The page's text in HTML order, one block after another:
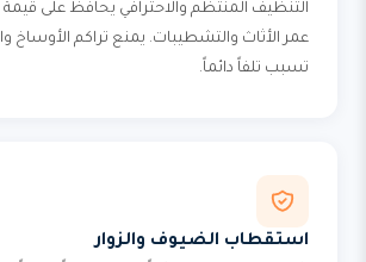
التنظيف المنتظم والاحترافي يحافظ على
عمر الأثاث والتشطيبات. يمنع تراكم الأوساخ
تسبب تلفاً دائماً.
استقطاب الضيوف والزوار